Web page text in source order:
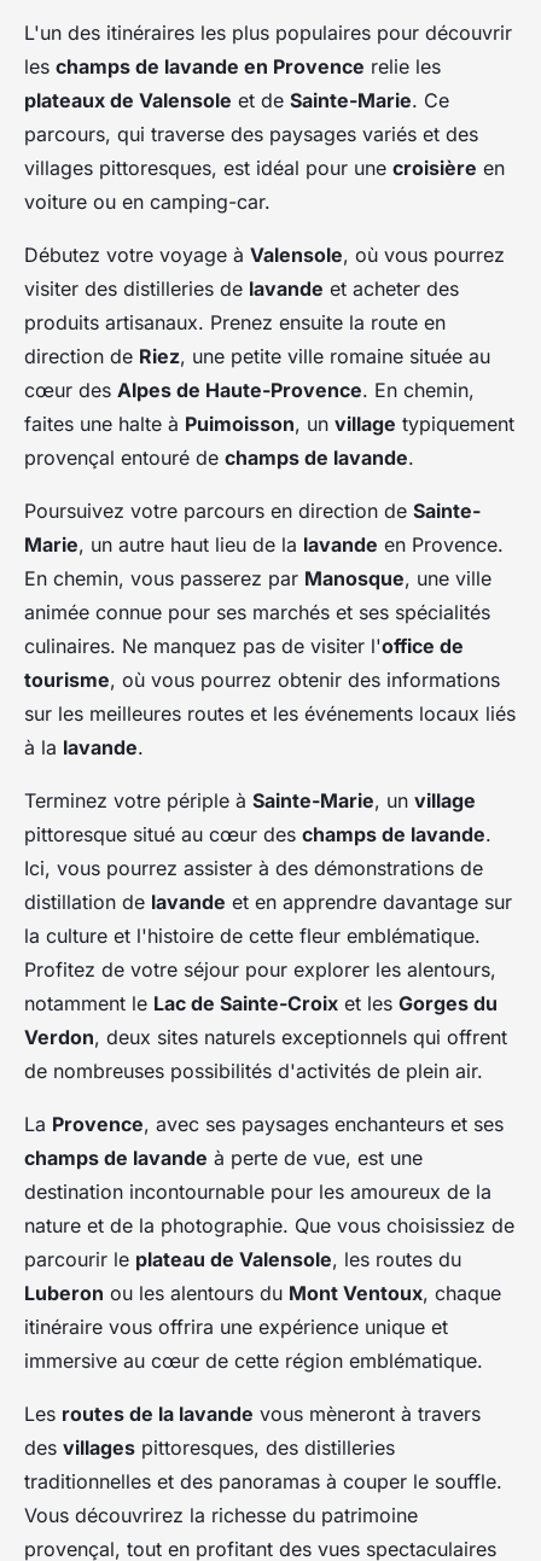
L'un des itinéraires les plus populaires pour découvrir
les champs de lavande en Provence relie les
plateaux de Valensole et de Sainte-Marie. Ce
parcours, qui traverse des paysages variés et des
villages pittoresques, est idéal pour une croisière en
voiture ou en camping-car.
Débutez votre voyage à Valensole, où vous pourrez
visiter des distilleries de lavande et acheter des
produits artisanaux. Prenez ensuite la route en
direction de Riez, une petite ville romaine située au
cœur des Alpes de Haute-Provence. En chemin,
faites une halte à Puimoisson, un village typiquement
provençal entouré de champs de lavande.
Poursuivez votre parcours en direction de Sainte-
Marie, un autre haut lieu de la lavande en Provence.
En chemin, vous passerez par Manosque, une ville
animée connue pour ses marchés et ses spécialités
culinaires. Ne manquez pas de visiter l'office de
tourisme, où vous pourrez obtenir des informations
sur les meilleures routes et les événements locaux liés
à la lavande.
Terminez votre périple à Sainte-Marie, un village
pittoresque situé au cœur des champs de lavande.
Ici, vous pourrez assister à des démonstrations de
distillation de lavande et en apprendre davantage sur
la culture et l'histoire de cette fleur emblématique.
Profitez de votre séjour pour explorer les alentours,
notamment le Lac de Sainte-Croix et les Gorges du
Verdon, deux sites naturels exceptionnels qui offrent
de nombreuses possibilités d'activités de plein air.
La Provence, avec ses paysages enchanteurs et ses
champs de lavande à perte de vue, est une
destination incontournable pour les amoureux de la
nature et de la photographie. Que vous choisissiez de
parcourir le plateau de Valensole, les routes du
Luberon ou les alentours du Mont Ventoux, chaque
itinéraire vous offrira une expérience unique et
immersive au cœur de cette région emblématique.
Les routes de la lavande vous mèneront à travers
des villages pittoresques, des distilleries
traditionnelles et des panoramas à couper le souffle.
Vous découvrirez la richesse du patrimoine
provençal, tout en profitant des vues spectaculaires